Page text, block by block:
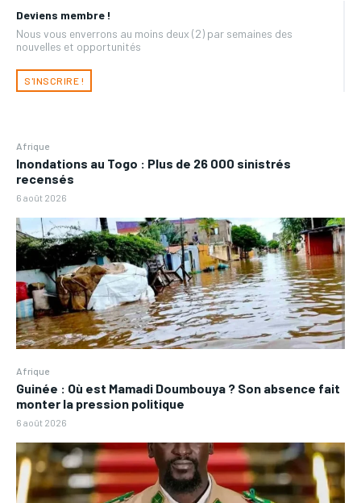
Deviens membre !
Nous vous enverrons au moins deux (2) par semaines des
nouvelles et opportunités
S'INSCRIRE !
Afrique
Inondations au Togo : Plus de 26 000 sinistrés
recensés
6 août 2026
Afrique
Guinée : Où est Mamadi Doumbouya ? Son absence fait
monter la pression politique
6 août 2026